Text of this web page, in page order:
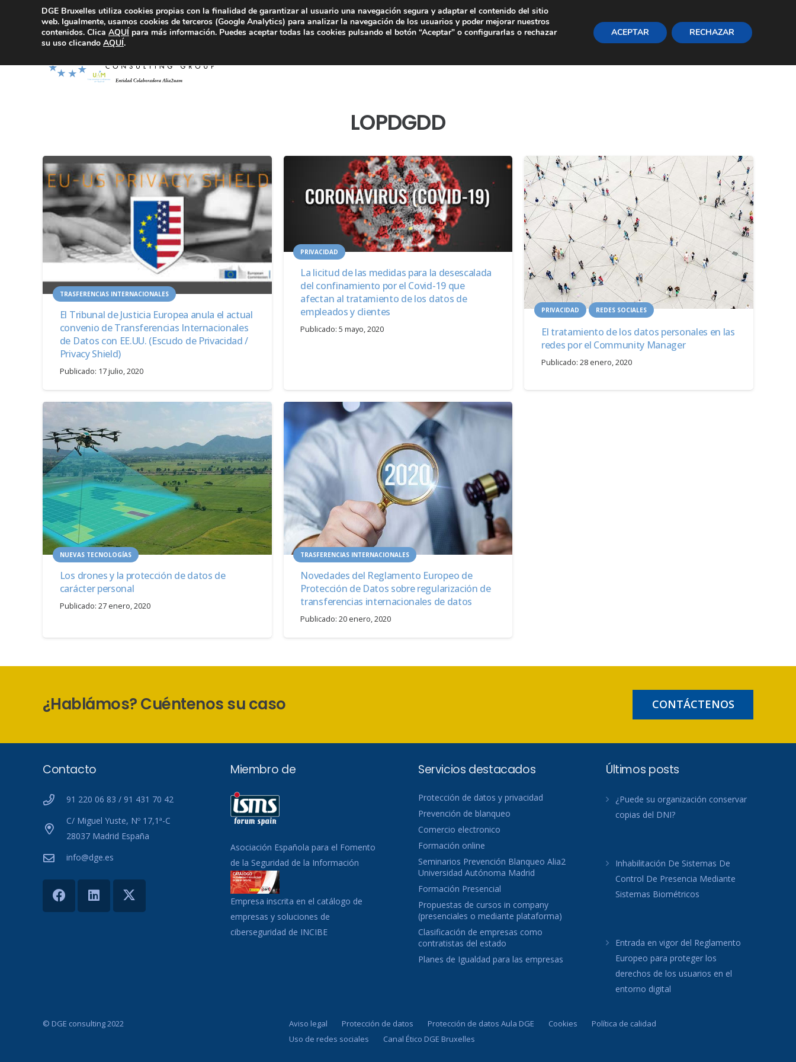
Consultoría Compliance +34 91 220 06 83
LOPDGDD
TRASFERENCIAS INTERNACIONALES
El Tribunal de Justicia Europea anula el actual
convenio de Transferencias Internacionales
de Datos con EE.UU. (Escudo de Privacidad /
Privacy Shield)
Publicado: 17 julio, 2020
PRIVACIDAD
La licitud de las medidas para la desescalada
del confinamiento por el Covid-19 que
afectan al tratamiento de los datos de
empleados y clientes
Publicado:5 mayo, 2020
PRIVACIDAD REDES SOCIALES
El tratamiento de los datos personales en las
redes por el Community Manager
Publicado:28 enero, 2020
NUEVAS TECNOLOGÍAS
Los drones y la protección de datos de
carácter personal
Publicado: 27 enero, 2020
TRASFERENCIAS INTERNACIONALES
Novedades del Reglamento Europeo de
Protección de Datos sobre regularización de
transferencias internacionales de datos
Publicado:20 enero, 2020
¿Hablámos? Cuéntenos su caso CONTÁCTENOS
Contacto
91 220 06 83 / 91 431 70 42
C/ Miguel Yuste, Nº 17,1ª-C
28037 Madrid España
info@dge.es
Miembro de
Asociación Española para el Fomento
de la Seguridad de la Información
Empresa inscrita en el catálogo de
empresas y soluciones de
ciberseguridad de INCIBE
Servicios destacados
Protección de datos y privacidad
Prevención de blanqueo
Comercio electronico
Formación online
Seminarios Prevención Blanqueo Alia2
Universidad Autónoma Madrid
Formación Presencial
Propuestas de cursos in company
(presenciales o mediante plataforma)
Clasificación de empresas como
contratistas del estado
Planes de Igualdad para las empresas
Últimos posts
¿Puede su organización conservar
copias del DNI?
Inhabilitación De Sistemas De
Control De Presencia Mediante
Sistemas Biométricos
Entrada en vigor del Reglamento
Europeo para proteger los
derechos de los usuarios en el
entorno digital
© DGE consulting 2022 Aviso legal Protección de datos Protección de datos Aula DGE Cookies
Política de calidad
Uso de redes sociales
Canal Ético DGE Bruxelles
DGE Bruxelles utiliza cookies propias con la finalidad de garantizar al usuario una navegación segura y adaptar el contenido del sitio
web. Igualmente, usamos cookies de terceros (Google Analytics) para analizar la navegación de los usuarios y poder mejorar nuestros
contenidos. Clica AQUÍ para más información. Puedes aceptar todas las cookies pulsando el botón “Aceptar” o configurarlas o rechazar
su uso clicando AQUÍ.
ACEPTAR RECHAZAR